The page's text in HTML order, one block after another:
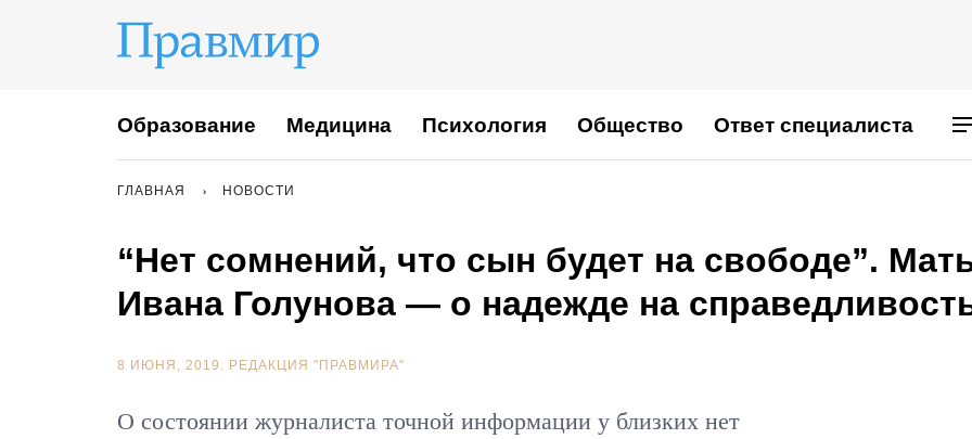
Образование Медицина Психология Общество Ответ специалиста
ГЛАВНАЯ НОВОСТИ
“Нет сомнений, что сын будет на свободе”.
Ивана Голунова — о надежде на
8 ИЮНЯ, 2019. РЕДАКЦИЯ "ПРАВМИРА"
О состоянии журналиста точной информации у близких нет